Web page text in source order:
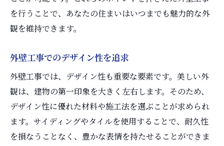
を行うことで、あなたの住まいはいつまでも魅力的な外
観を維持できます。
外壁工事でのデザイン性を追求
外壁工事では、デザイン性も重要な要素です。美しい外
観は、建物の第一印象を大きく左右します。そのため、
デザイン性に優れた材料や施工法を選ぶことが求められ
ます。サイディングやタイルを使用することで、耐久性
を損なうことなく、豊かな表情を持たせることができま